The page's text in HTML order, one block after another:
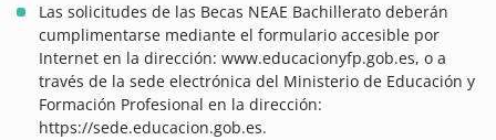
Las solicitudes de las Becas NEAE Bachillerato deberán
cumplimentarse mediante el formulario accesible por
Internet en la dirección: www.educacionyfp.gob.es, o a
través de la sede electrónica del Ministerio de Educación y
Formación Profesional en la dirección:
https://sede.educacion.gob.es.